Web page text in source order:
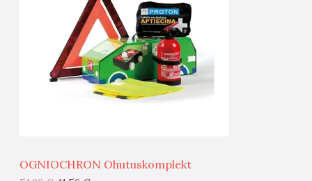
OGNIOCHRON Ohutuskomplekt